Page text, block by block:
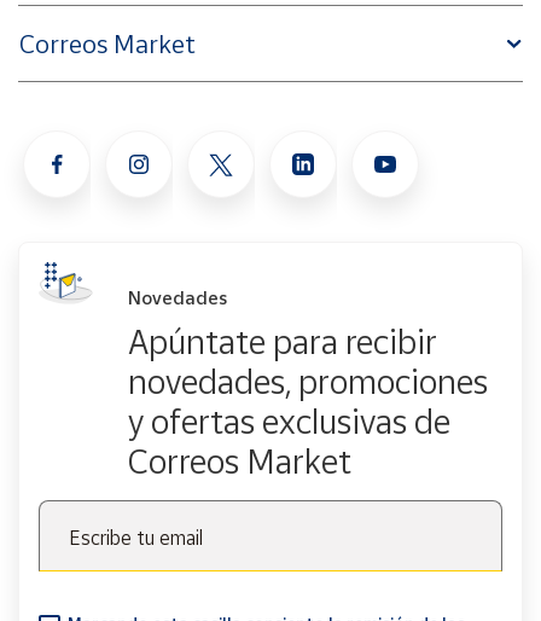
Correos Market
Novedades
Apúntate para recibir
novedades, promociones
y ofertas exclusivas de
Correos Market
Escribe tu email